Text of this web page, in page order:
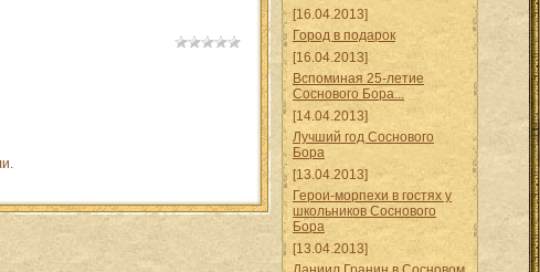
[16.04.2013]
Город в подарок
[16.04.2013]
Вспоминая 25-летие
Соснового Бора...
[14.04.2013]
Лучший год Соснового
Бора
[13.04.2013]
Герои-морпехи в гостях у
школьников Соснового
Бора
[13.04.2013]